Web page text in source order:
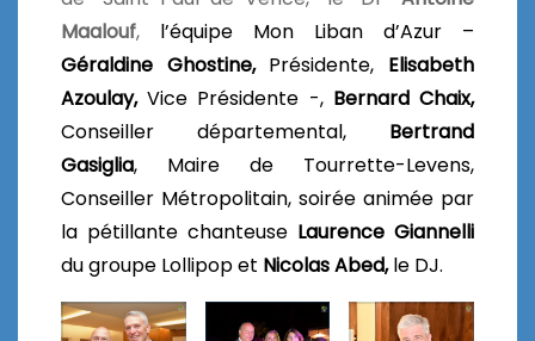
Maalouf, l’équipe Mon Liban d’Azur –
Géraldine Ghostine,Présidente, Elisabeth
Azoulay,Vice Présidente -, Bernard Chaix,
Conseiller départemental, Bertrand
Gasiglia, Maire de Tourrette-Levens,
Conseiller Métropolitain, soirée animée par
la pétillante chanteuse Laurence Giannelli
du groupe Lollipop et Nicolas Abed,le DJ.